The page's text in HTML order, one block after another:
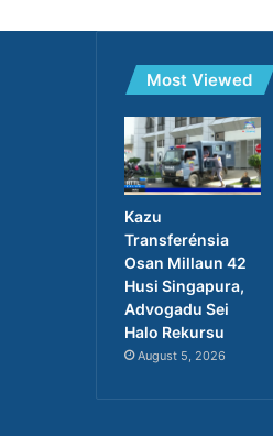
Most Viewed
Kazu
Transferénsia
Osan Millaun 42
Husi Singapura,
Advogadu Sei
Halo Rekursu
August 5, 2026